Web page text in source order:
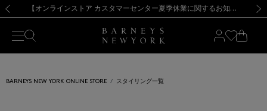
新規登録のお客様も対象！＜MY BARNEYS＞会員のお客様は11,000円（税込）以上のお買上げで常時送料無料！お買い物の際は会員登録を！
【夏季休業に伴う出荷一時停止のお知らせ】(2026.8.7) 【オンラインストア カスタマーセンター夏季休業に関するお知らせ】（2026.8.7）
【夏季休業に伴う返品・交換承り一時停止のお知らせ】（2026.8.5）
熊本県を中心とした地震の影響によるお荷物のお届けについて
【開催中】SUMMER SALEのご案内・ご注意事項 新規登録のお客様も対象！＜MY BARNEYS＞会員のお客様は11,000円（税込）以上のお買上げで常時送料無料！お買い物の際は会員登録を！
【夏季休業に伴う出荷一時停止のお知らせ】(2026.8.7)
BARNEYS NEW YORK ONLINE STORE スタイリング一覧